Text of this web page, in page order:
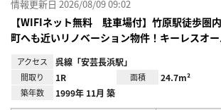
情報更新日 2026/08/09 09:02
【WIFIネット無料 駐車場付】竹原駅徒歩圏
町へも近いリノベーション物件！キーレスオー
アクセス 呉線「安芸長浜駅」
間取り 1R 面積 24.7m²
築年数 1999年 11月 築